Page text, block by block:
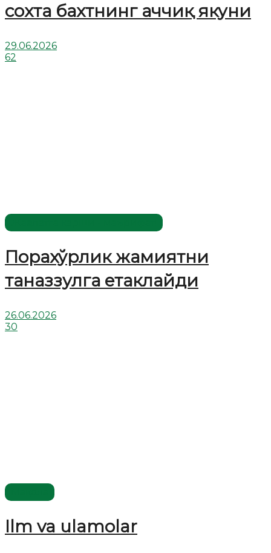
сохта бахтнинг аччиқ якуни
29.06.2026
62
Порахўрлик жамиятни
таназзулга етаклайди
26.06.2026
30
Ilm va ulamolar